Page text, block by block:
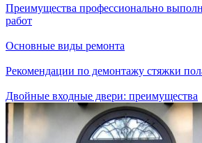
Преимущества профессионально
работ
Основные виды ремонта
Рекомендации по демонтажу стяжки
Двойные входные двери: преимущества